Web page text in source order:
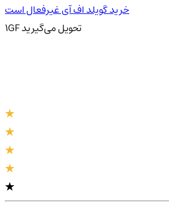
خرید گویلد اف آی غیرفعال است
1GF تحویلمی‌گیرید